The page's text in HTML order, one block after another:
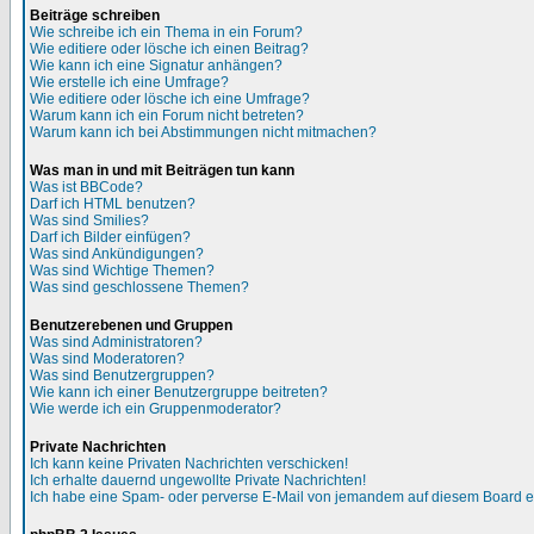
Beiträge schreiben
Wie schreibe ich ein Thema in ein Forum?
Wie editiere oder lösche ich einen Beitrag?
Wie kann ich eine Signatur anhängen?
Wie erstelle ich eine Umfrage?
Wie editiere oder lösche ich eine Umfrage?
Warum kann ich ein Forum nicht betreten?
Warum kann ich bei Abstimmungen nicht mitmachen?
Was man in und mit Beiträgen tun kann
Was ist BBCode?
Darf ich HTML benutzen?
Was sind Smilies?
Darf ich Bilder einfügen?
Was sind Ankündigungen?
Was sind Wichtige Themen?
Was sind geschlossene Themen?
Benutzerebenen und Gruppen
Was sind Administratoren?
Was sind Moderatoren?
Was sind Benutzergruppen?
Wie kann ich einer Benutzergruppe beitreten?
Wie werde ich ein Gruppenmoderator?
Private Nachrichten
Ich kann keine Privaten Nachrichten verschicken!
Ich erhalte dauernd ungewollte Private Nachrichten!
Ich habe eine Spam- oder perverse E-Mail von jemandem auf diesem Board